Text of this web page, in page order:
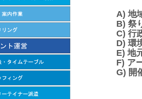
A) 地
B) 祭
C) 行
D) 環
E) 地
F) ア
G) 開